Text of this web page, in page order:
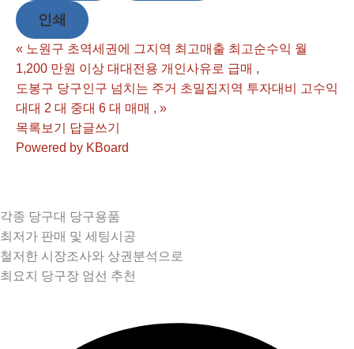
인쇄
« 노원구 초역세권에 그지역 최고매출 최고순수익 월
1,200 만원 이상 대대전용 개인사유로 급매 ,
도봉구 당구인구 넘치는 주거 초밀집지역 투자대비 고수익
대대 2 대 중대 6 대 매매 , »
목록보기
답글쓰기
Powered by KBoard
각종 당구대 당구용품
최저가 판매 및 세팅시공
철저한 시장조사와 상권분석으로
최요지 당구장 엄선 추천